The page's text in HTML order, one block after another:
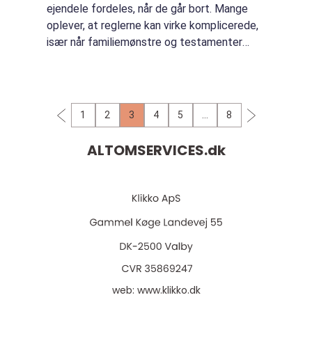
ejendele fordeles, når de går bort. Mange
oplever, at reglerne kan virke komplicerede,
især når familiemønstre og testamenter
1 2 3 4 5 8
ALTOMSERVICES.dk
web: www.klikko.dk